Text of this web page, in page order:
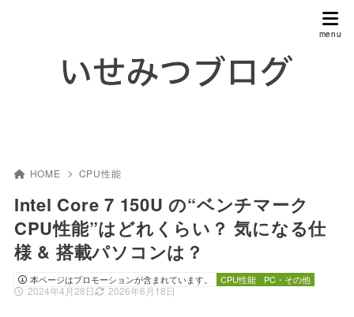
HOME CPU性能
Intel Core 7 150U の“ベンチマーク
CPU性能”はどれくらい？ 気になる仕
様 & 搭載パソコンは？
本ページはプロモーションが含まれています。
2024年4月28日 2026年6月18日
CPU性能 PC・その他